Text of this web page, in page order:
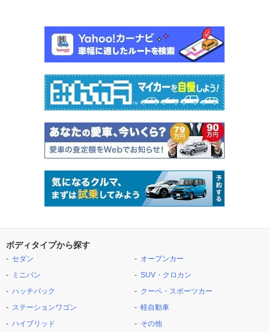
ボディタイプから探す
セダン
ミニバン
ハッチバック
ステーションワゴン
ハイブリッド
オープンカー
SUV・クロカン
クーペ・スポーツカー
軽自動車
その他